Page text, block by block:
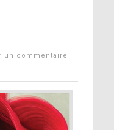
commentaire